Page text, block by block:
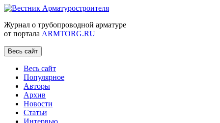
Журнал о трубопроводной арматуре
от портала ARMTORG.RU
Весь сайт
Весь сайт
Популярное
Авторы
Архив
Новости
Статьи
Интервью